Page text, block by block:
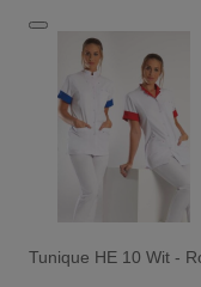
Tunique HE 10 Wit -